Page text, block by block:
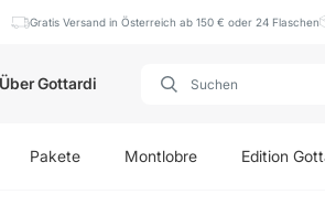
Gratis Versand in Österreich ab 150 € oder 24 Flaschen
Über Gottardi
Pakete Montlobre Edition